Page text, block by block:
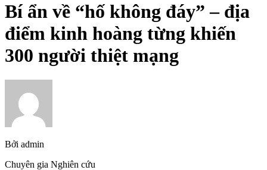
Bí ẩn về “hố không đáy” – địa
điểm kinh hoàng từng khiến
300 người thiệt mạng
Bởi admin
Chuyên gia Nghiên cứu